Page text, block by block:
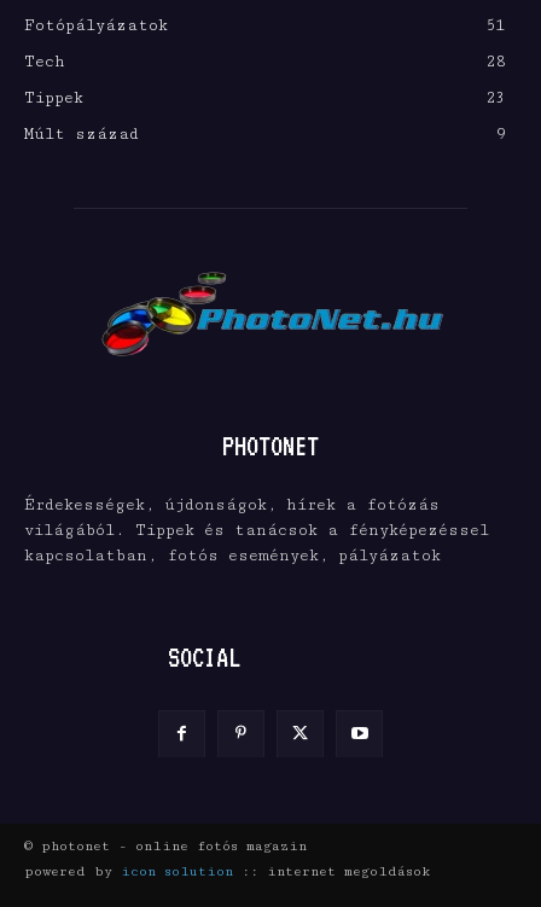
Fotópályázatok
51
Tech
28
Tippek
23
Múlt század
9
PHOTONET
Érdekességek, újdonságok, hírek a fotózás
világából. Tippek és tanácsok a fényképezéssel
kapcsolatban, fotós események, pályázatok
SOCIAL
© photonet - online fotós magazin
powered by icon solution :: internet megoldások